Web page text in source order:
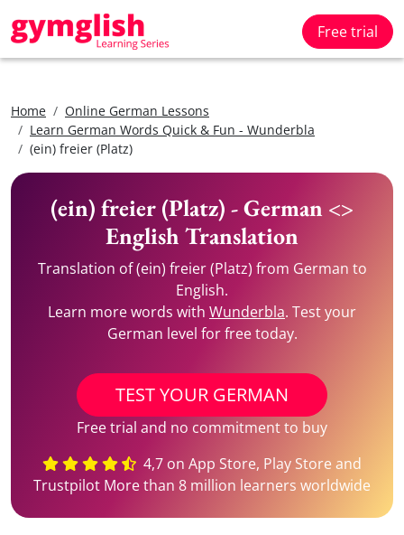
Free trial
Home
Online German Lessons
Learn German Words Quick & Fun - Wunderbla
(ein) freier (Platz)
(ein) freier (Platz) - German <>
English Translation
Translation of (ein) freier (Platz) from German to
English.
Learn more words with Wunderbla. Test your
German level for free today.
TEST YOUR GERMAN
Free trial and no commitment to buy
4,7 on App Store, Play Store and
Trustpilot More than 8 million learners worldwide